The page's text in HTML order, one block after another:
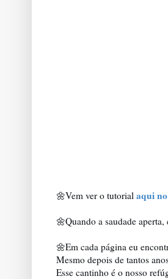
🌼Vem ver o tutorial aqui
🌼Quando a saudade
🌼Em cada página eu
Mesmo depois de tantos
Esse cantinho é o nosso